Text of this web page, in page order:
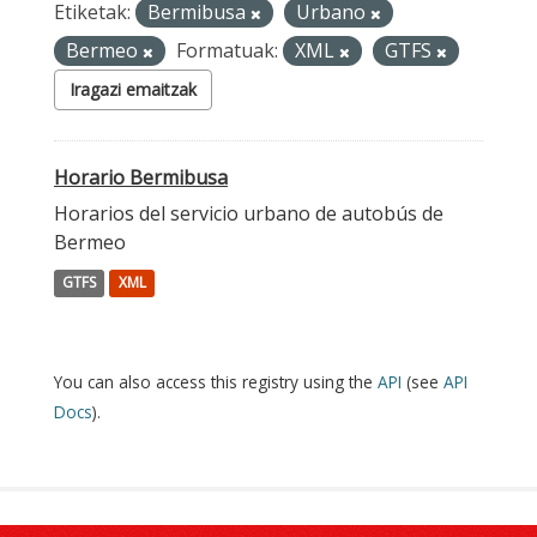
Etiketak: Bermibusa
Urbano
Bermeo
Formatuak: XML GTFS
Iragazi emaitzak
Horario Bermibusa
Horarios del servicio urbano de autobús de
Bermeo
GTFS XML
You can also access this registry using the API (see API
Docs).